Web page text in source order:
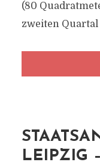
(80
zweiten Quartal
LEIPZIG